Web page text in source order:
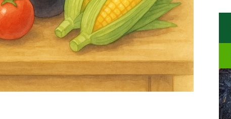
trip ～にした
2026年8月23日